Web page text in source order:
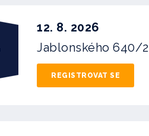
12. 8. 2026
Jablonského 640/2
REGISTROVAT SE